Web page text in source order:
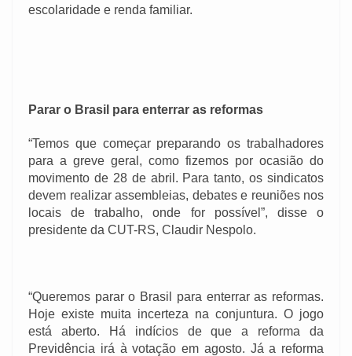
escolaridade e renda familiar.
Parar o Brasil para enterrar as reformas
“Temos que começar preparando os trabalhadores
para a greve geral, como fizemos por ocasião do
movimento de 28 de abril. Para tanto, os sindicatos
devem realizar assembleias, debates e reuniões nos
locais de trabalho, onde for possível”, disse o
presidente da CUT-RS, Claudir Nespolo.
“Queremos parar o Brasil para enterrar as reformas.
Hoje existe muita incerteza na conjuntura. O jogo
está aberto. Há indícios de que a reforma da
Previdência irá à votação em agosto. Já a reforma